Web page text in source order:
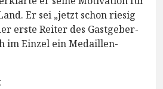
Er sei „jetzt schon riesig
erste Reiter des Gastgeber-
im Einzel ein Medaillen-